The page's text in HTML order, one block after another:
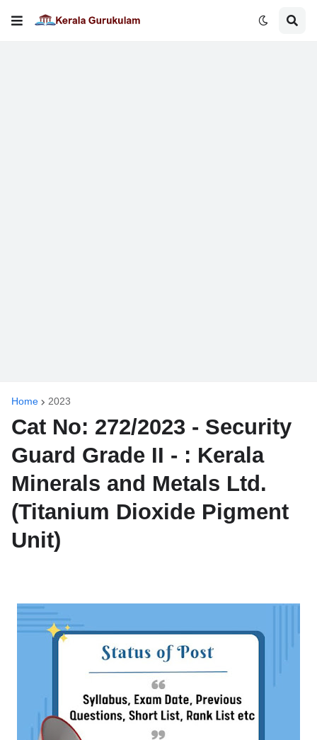
Home 2023
Cat No: 272/2023 - Security
Guard Grade II - : Kerala
Minerals and Metals Ltd.
(Titanium Dioxide Pigment
Unit)